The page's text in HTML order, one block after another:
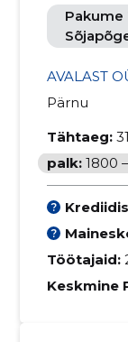
Pakume
AVALAST
Pärnu
Tähtaeg:
palk: 1800
Töötajaid:
Keskmine